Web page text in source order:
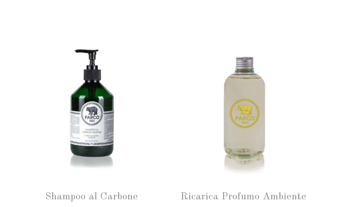
Shampoo al Carbone
Ricarica Profumo Ambiente